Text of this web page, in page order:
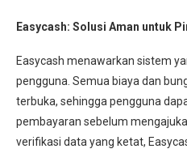
Easycash: Solusi Aman untuk
Easycash menawarkan sistem
pengguna. Semua biaya dan
terbuka, sehingga pengguna
pembayaran sebelum
verifikasi data yang ketat,